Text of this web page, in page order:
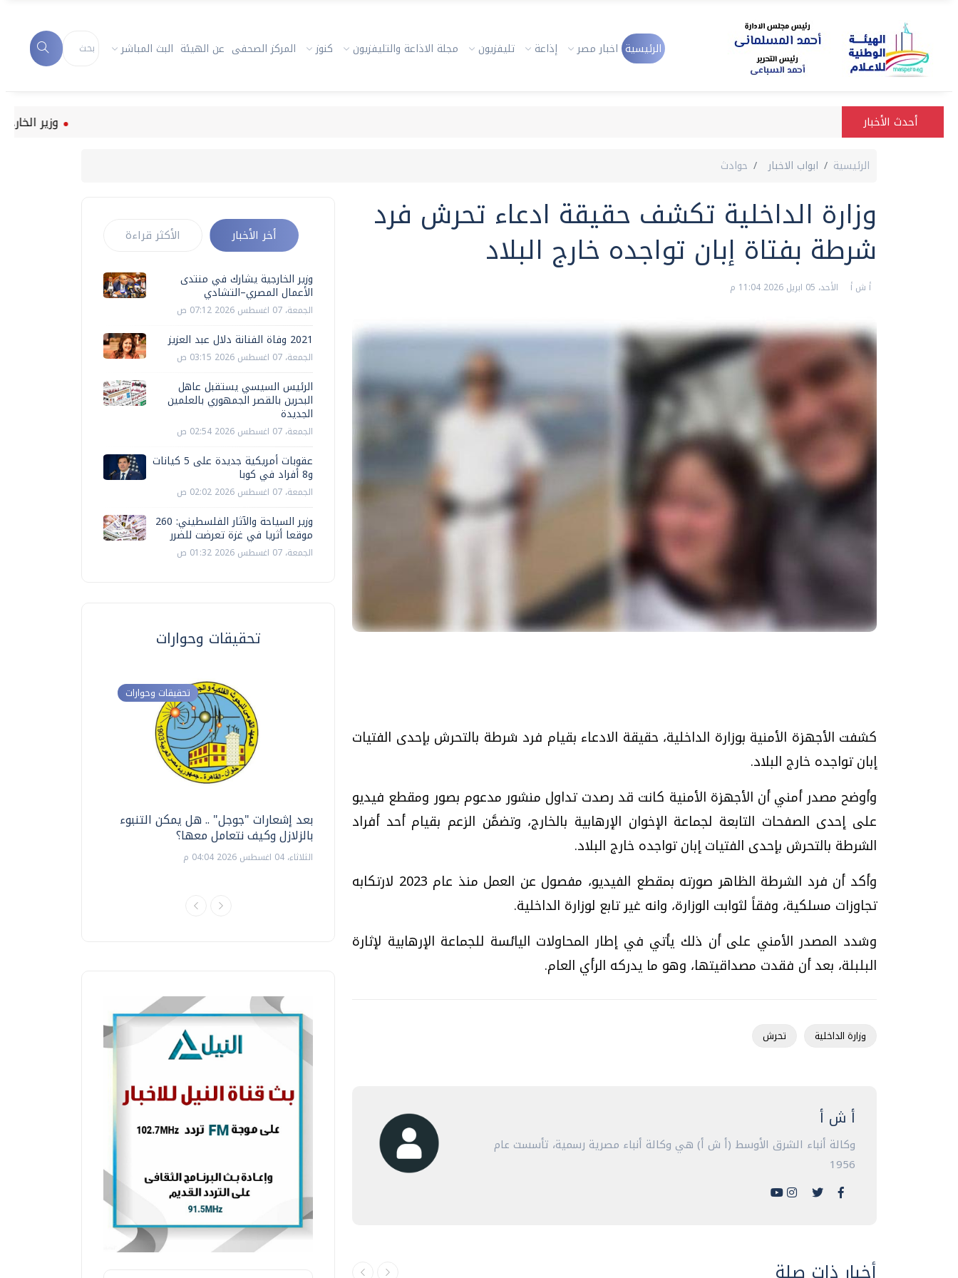
الرئيسية اخبار مصر إذاعة تليفزيون مجلة الاذاعة والتليفزيون كنوز المركز الصحفى عن الهيئة البث المباشر
أحدث الأخبار وزير الخارجية
الرئيسية ابواب الاخبار حوادث
وزارة الداخلية تكشف حقيقة ادعاء تحرش فرد
شرطة بفتاة إبان تواجده خارج البلاد
أ ش أ الأحد، 05 ابريل 2026 11:04 م
كشفت الأجهزة الأمنية بوزارة الداخلية، حقيقة الادعاء بقيام فرد شرطة بالتحرش بإحدى الفتيات
إبان تواجده خارج البلاد.
وأوضح مصدر أمني أن الأجهزة الأمنية كانت قد رصدت تداول منشور مدعوم بصور ومقطع فيديو
على إحدى الصفحات التابعة لجماعة الإخوان الإرهابية بالخارج، وتضمَّن الزعم بقيام أحد أفراد
الشرطة بالتحرش بإحدى الفتيات إبان تواجده خارج البلاد.
وأكد أن فرد الشرطة الظاهر صورته بمقطع الفيديو، مفصول عن العمل منذ عام 2023 لارتكابه
تجاوزات مسلكية، وفقاً لثوابت الوزارة، وانه غير تابع لوزارة الداخلية.
وشدد المصدر الأمني على أن ذلك يأتي في إطار المحاولات اليائسة للجماعة الإرهابية لإثارة
البلبلة، بعد أن فقدت مصداقيتها، وهو ما يدركه الرأي العام.
وزارة الداخلية تحرش
أ ش أ
وكالة أنباء الشرق الأوسط (أ ش أ) هي وكالة أنباء مصرية رسمية، تأسست عام
1956
أخر الأخبار الأكثر قراءة
وزير الخارجية يشارك في منتدى
الأعمال المصري–التشادي
الجمعة، 07 اغسطس 2026 07:12 ص
2021 وفاة الفنانة دلال عبد العزيز
الجمعة، 07 اغسطس 2026 03:15 ص
الرئيس السيسي يستقبل عاهل
البحرين بالقصر الجمهوري بالعلمين
الجديدة
الجمعة، 07 اغسطس 2026 02:54 ص
عقوبات أمريكية جديدة على 5 كيانات
و8 أفراد في كوبا
الجمعة، 07 اغسطس 2026 02:02 ص
وزير السياحة والآثار الفلسطيني: 260
موقعا أثريا في غزة تعرضت للضرر
الجمعة، 07 اغسطس 2026 01:32 ص
تحقيقات وحوارات
تحقيقات وحوارات
بعد إشعارات "جوجل" .. هل يمكن التنبوء
بالزلازل وكيف نتعامل معها؟
الثلاثاء، 04 اغسطس 2026 04:04 م
دليلك للتنسيق الجامعي .. تساؤلات
وإجابات
فيديو.. الإعلام الرقمي.. تقنيات واعدة
وتحديات هائلة
الخميس، 30 يوليو 2026 01:09 م
موجات الطقس الساخنة.. لماذا تحدث وكيف